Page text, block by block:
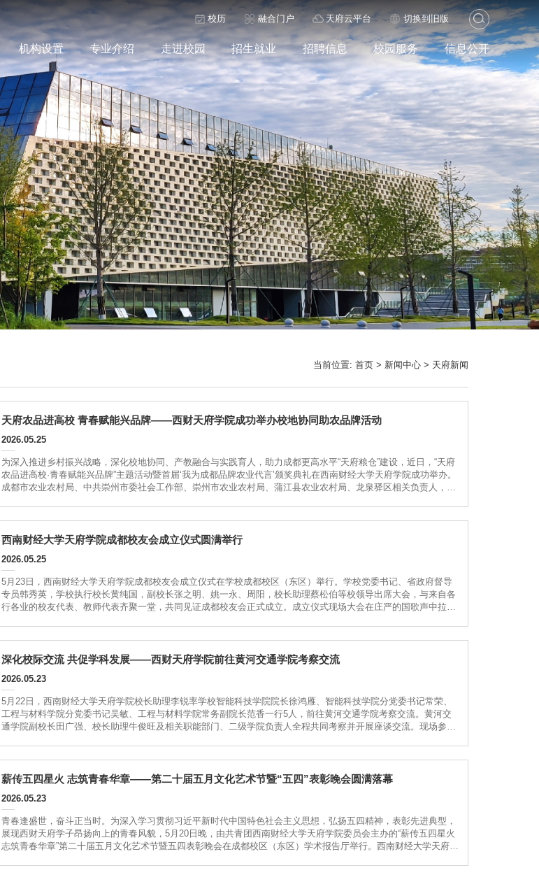
校历 融合门户 天府云平台 切换到旧版
机构设置 专业介绍 走进校园 招生就业 招聘信息 校园服务 信息公开
当前位置:首页 > 新闻中心 > 天府新闻
天府农品进高校 青春赋能兴品牌——西财天府学院成功举办校地协同助农品牌活动
2026.05.25
为深入推进乡村振兴战略，深化校地协同、产教融合与实践育人，助力成都更高水平“天府粮仓”建设，近日，“天府
农品进高校·青春赋能兴品牌”主题活动暨首届‘我为成都品牌农业代言’颁奖典礼在西南财经大学天府学院成功举办。
成都市农业农村局、中共崇州市委社会工作部、崇州市农业农村局、蒲江县农业农村局、龙泉驿区相关负责人，农
西南财经大学天府学院成都校友会成立仪式圆满举行
2026.05.25
5月23日，西南财经大学天府学院成都校友会成立仪式在学校成都校区（东区）举行。学校党委书记、省政府督导
专员韩秀英，学校执行校长黄纯国，副校长张之明、姚一永、周阳，校长助理蔡松伯等校领导出席大会，与来自各
行各业的校友代表、教师代表齐聚一堂，共同见证成都校友会正式成立。成立仪式现场大会在庄严的国歌声中拉开
深化校际交流 共促学科发展——西财天府学院前往黄河交通学院考察交流
2026.05.23
5月22日，西南财经大学天府学院校长助理李锐率学校智能科技学院院长徐鸿雁、智能科技学院分党委书记常荣、
工程与材料学院分党委书记吴敏、工程与材料学院常务副院长范香一行5人，前往黄河交通学院考察交流。黄河交
通学院副校长田广强、校长助理牛俊旺及相关职能部门、二级学院负责人全程共同考察并开展座谈交流。现场参观
薪传五四星火 志筑青春华章——第二十届五月文化艺术节暨“五四”表彰晚会圆满落幕
2026.05.23
青春逢盛世，奋斗正当时。为深入学习贯彻习近平新时代中国特色社会主义思想，弘扬五四精神，表彰先进典型，
展现西财天府学子昂扬向上的青春风貌，5月20日晚，由共青团西南财经大学天府学院委员会主办的“薪传五四星火
志筑青春华章”第二十届五月文化艺术节暨五四表彰晚会在成都校区（东区）学术报告厅举行。西南财经大学天府学